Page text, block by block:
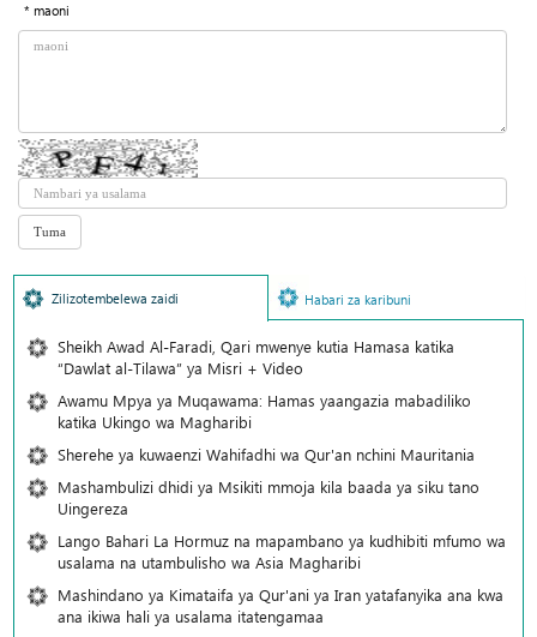
* maoni
Zilizotembelewa zaidi Habari za karibuni
Sheikh Awad Al-Faradi, Qari mwenye kutia Hamasa katika
“Dawlat al-Tilawa” ya Misri + Video
Awamu Mpya ya Muqawama: Hamas yaangazia mabadiliko
katika Ukingo wa Magharibi
Sherehe ya kuwaenzi Wahifadhi wa Qur'an nchini Mauritania
Mashambulizi dhidi ya Msikiti mmoja kila baada ya siku tano
Uingereza
Lango Bahari La Hormuz na mapambano ya kudhibiti mfumo wa
usalama na utambulisho wa Asia Magharibi
Mashindano ya Kimataifa ya Qur'ani ya Iran yatafanyika ana kwa
ana ikiwa hali ya usalama itatengamaa